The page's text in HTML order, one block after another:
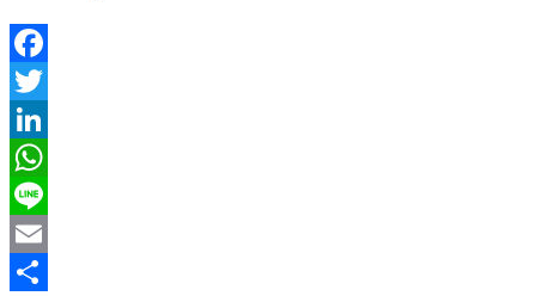
Facebook
Twitter
LinkedIn
WhatsApp
Line
Email